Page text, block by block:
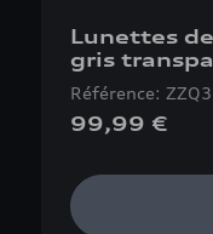
Lunettes
gris
Référence:
99,99 €